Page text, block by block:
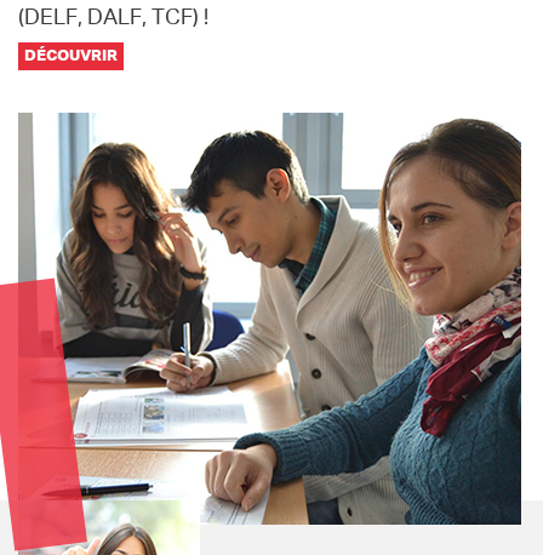
(DELF, DALF, TCF) !
DÉCOUVRIR